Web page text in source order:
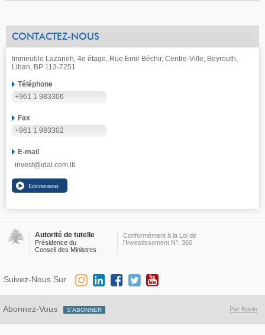
CONTACTEZ-NOUS
Immeuble Lazarieh, 4e étage, Rue Emir Béchir, Centre-Ville, Beyrouth,
Liban, BP 113-7251
Téléphone
+961 1 983306
Fax
+961 1 983302
E-mail
invest@idal.com.lb
Autorité de tutelle
Présidence du
Conseil des Ministres
Conformément à la Loi de
l'Investissement N°. 360
Par Koein
Abonnez-Vous
Suivez-Nous Sur